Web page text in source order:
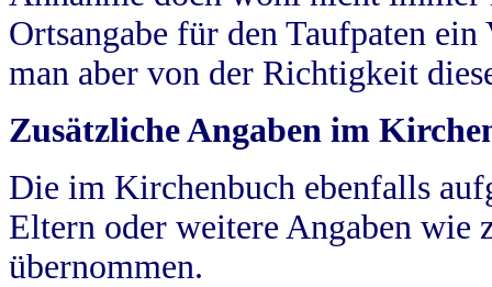
Ortsangabe für den Taufpaten
man aber von der Richtigkeit
Zusätzliche Angaben im
Die im Kirchenbuch ebenfalls
Eltern oder weitere Angaben wie
übernommen.